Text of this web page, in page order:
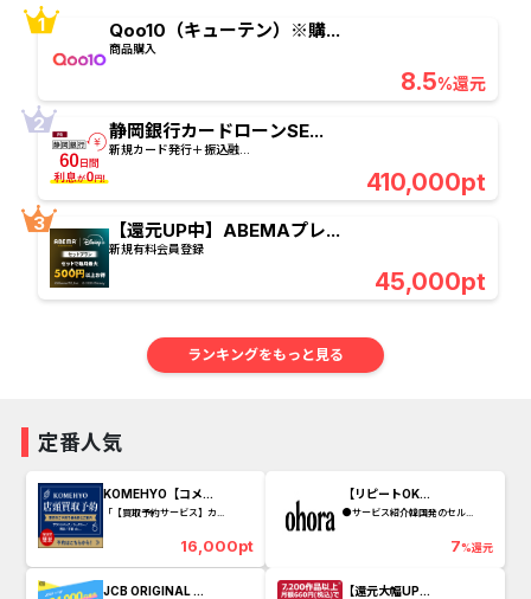
Qoo10（キューテン）※購...
商品購入
8.5%還元
静岡銀行カードローンSE...
新規カード発行＋振込融...
410,000pt
【還元UP中】ABEMAプレ...
新規有料会員登録
45,000pt
ランキングをもっと見る
定番人気
KOMEHYO【コメ...
「【買取予約サービス】カ...
16,000pt
【リピートOK...
●サービス紹介韓国発のセル...
7%還元
JCB ORIGINAL ... 【還元大幅UP...